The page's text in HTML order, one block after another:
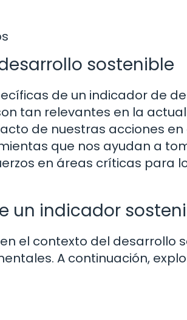
sostenible
de un indicador de
tan relevantes en la
de nuestras acciones en
que nos ayudan a
en áreas críticas para
un indicador
el contexto del desarrollo
A continuación,